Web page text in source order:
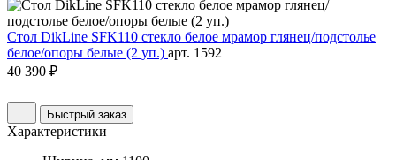
Стол DikLine SFK110 стекло белое мрамор глянец/подстолье
белое/опоры белые (2 уп.) арт. 1592
40 390 ₽
Быстрый заказ
Характеристики